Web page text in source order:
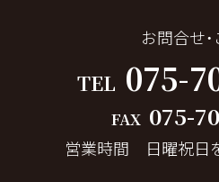
お問合せ
TEL 075-
FAX 075-
営業時間 日曜祝日